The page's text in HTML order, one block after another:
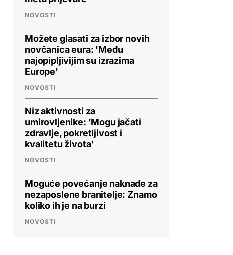
NOVOSTI
Možete glasati za izbor novih
novčanica eura: 'Među
najopipljivijim su izrazima
Europe'
NOVOSTI
Niz aktivnosti za
umirovljenike: 'Mogu jačati
zdravlje, pokretljivost i
kvalitetu života'
NOVOSTI
Moguće povećanje naknade za
nezaposlene branitelje: Znamo
koliko ih je na burzi
NOVOSTI